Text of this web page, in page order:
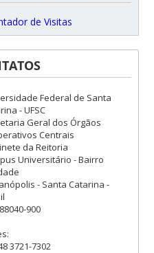
Federal de Santa
- UFSC
Geral dos Órgãos
Centrais
da Reitoria
Universitário - Bairro
- Santa Catarina -
900
3721-7302